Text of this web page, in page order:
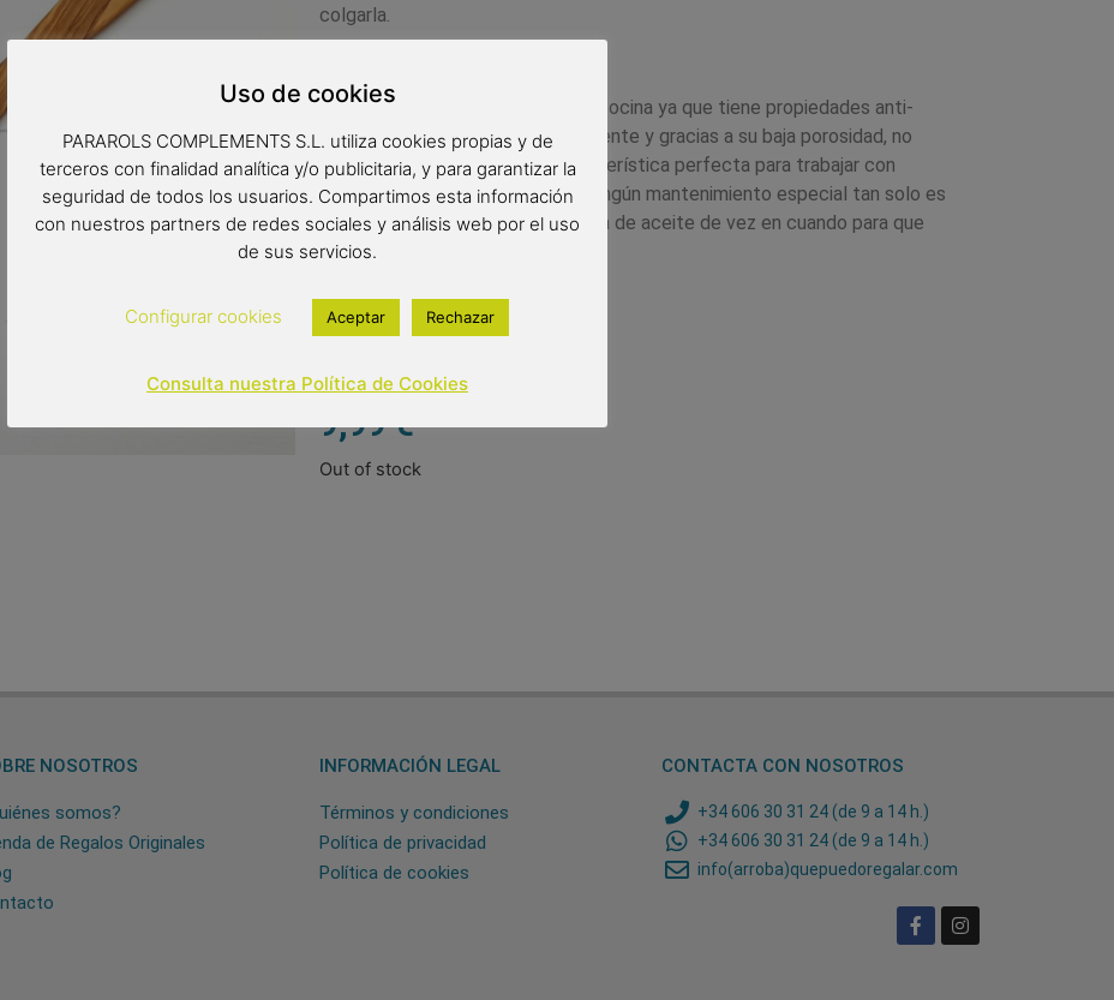
colgarla.
El olivo es ideal para su uso en la cocina ya que tiene propiedades anti-
bacterianas. Es una madera resistente y gracias a su baja porosidad, no
absorbe líquidos ni sabores,característica perfecta para trabajar con
productos frescos. No requiere ningún mantenimiento especial tan solo es
aconsejable aplicarle una capa fina de aceite de vez en cuando para que
mantenga su color.
Medidas: 30×6 cm
9,99€
Out of stock
NOSOTROS
somos?
de Regalos Originales
INFORMACIÓN LEGAL
Términos y condiciones
Política de privacidad
Política de cookies
CONTACTA CON NOSOTROS
+34 606 30 31 24 (de 9 a 14 h.)
+34 606 30 31 24 (de 9 a 14 h.)
info(arroba)quepuedoregalar.com
Uso de cookies
PARAROLS COMPLEMENTS S.L. utiliza cookies propias y de
terceros con finalidad analítica y/o publicitaria, y para garantizar la
seguridad de todos los usuarios. Compartimos esta información
con nuestros partners de redes sociales y análisis web por el uso
de sus servicios.
Configurar cookies Aceptar Rechazar
Consulta nuestra Política de Cookies